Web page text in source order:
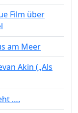
Film über
am Meer
Akin („Als
….